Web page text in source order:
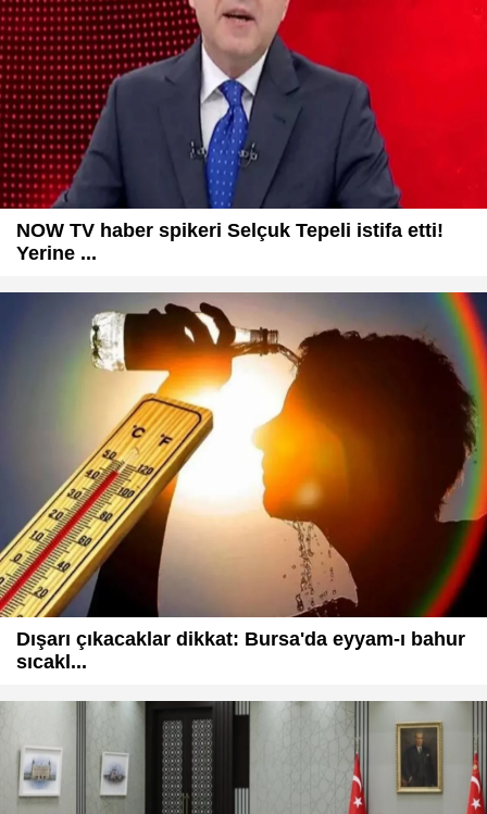
NOW TV haber spikeri Selçuk Tepeli istifa etti!
Yerine ...
Dışarı çıkacaklar dikkat: Bursa'da eyyam-ı bahur
sıcakl...